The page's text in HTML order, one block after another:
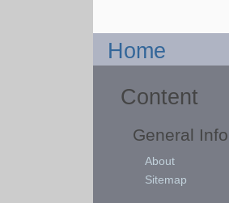
Home
Content
General Info
About
Sitemap